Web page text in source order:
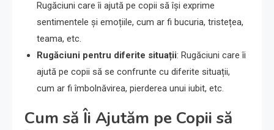
Rugăciuni care îi ajută pe copii să își exprime
sentimentele și emoțiile, cum ar fi bucuria, tristețea,
teama, etc.
Rugăciuni pentru diferite situații: Rugăciuni care îi
ajută pe copii să se confrunte cu diferite situații,
cum ar fi îmbolnăvirea, pierderea unui iubit, etc.
Cum să Îi Ajutăm pe Copii să